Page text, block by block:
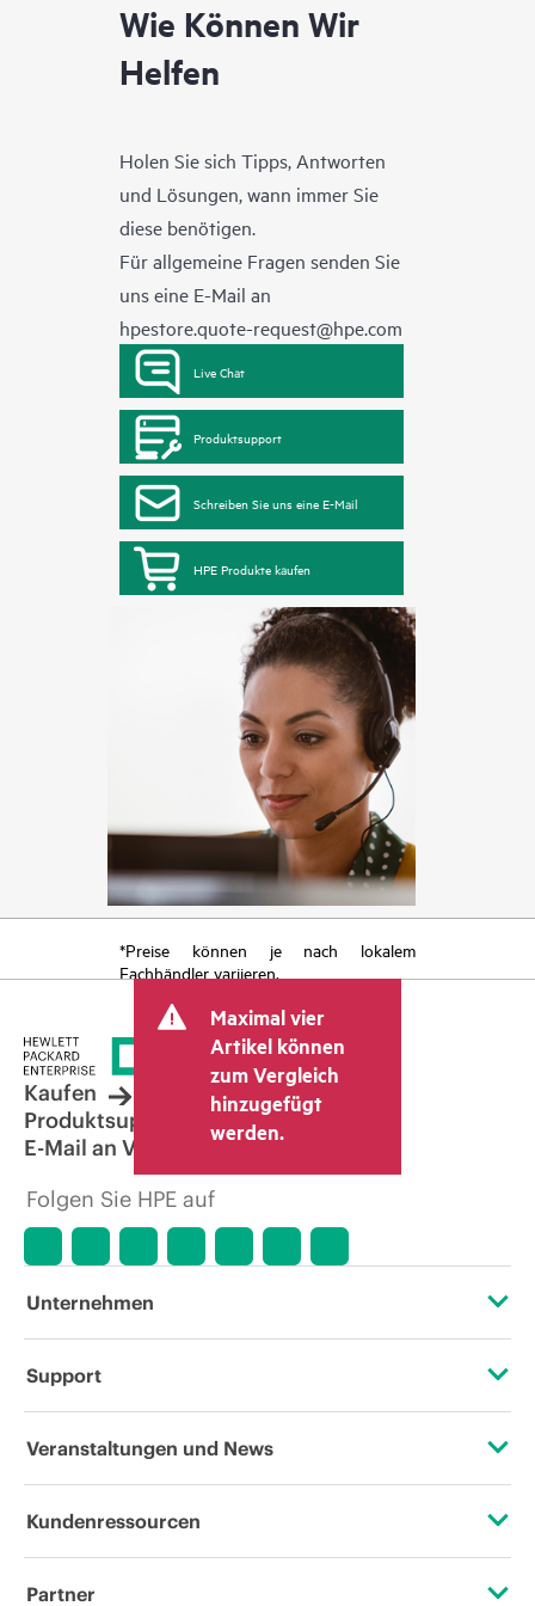
Wie Können Wir
Helfen
Holen Sie sich Tipps, Antworten
und Lösungen, wann immer Sie
diese benötigen.
Für allgemeine Fragen senden Sie
uns eine E-Mail an
hpestore.quote-request@hpe.com
Live Chat
Produktsupport
Schreiben Sie uns eine E-Mail
HPE Produkte kaufen
*Preise können je nach lokalem
Fachhändler variieren.
Maximal vier
Artikel können
zum Vergleich
hinzugefügt
werden.
Kaufen
Produktsupport
E-Mail an Vertrieb
Folgen Sie HPE auf
Unternehmen
Über HPE
Unternehmensverantwortung
HPE Labs
Support
Operational Support Services
Veranstaltungen und News
Veranstaltungen
Kundenressourcen
Kontaktieren Sie uns
Partner